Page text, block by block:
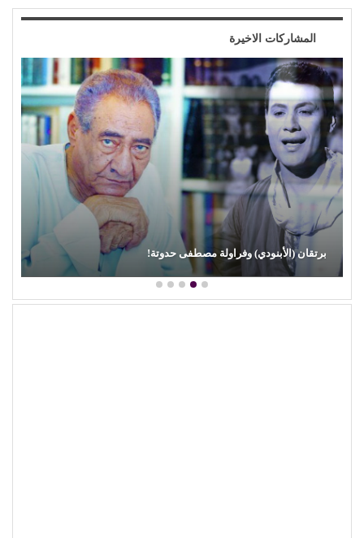
المشاركات الاخيرة
محمود عطية يكتب: سوق (الترند) واللحم الرخيص!